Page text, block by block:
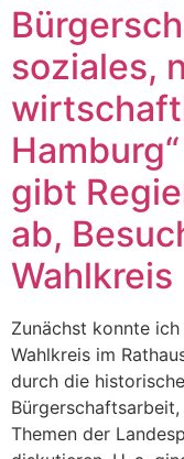
soziales,
gibt
ab,
Wahlkreis
Zunächst konnte
Wahlkreis im
durch die
Themen der